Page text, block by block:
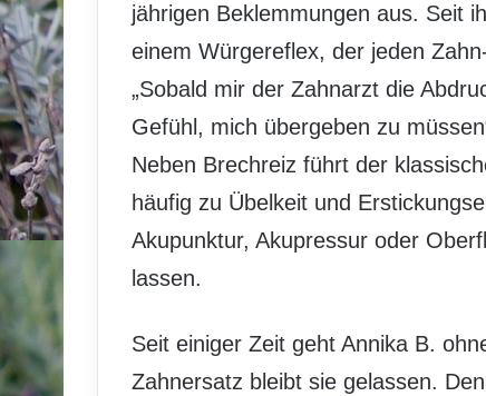
jährigen Beklemmungen aus. Seit
einem Würgereflex, der jeden
„Sobald mir der Zahnarzt die
Gefühl, mich übergeben zu
Neben Brechreiz führt der
häufig zu Übelkeit und
Akupunktur, Akupressur oder
lassen.
Seit einiger Zeit geht Annika B.
Zahnersatz bleibt sie gelassen.